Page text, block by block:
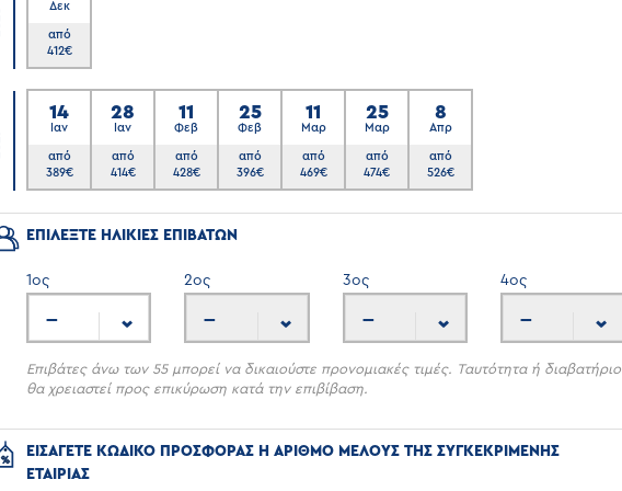
Δεκ
από
412€
14
Ιαν
από
389€
28
Ιαν
από
414€
11
Φεβ
από
428€
25
Φεβ
από
396€
11
Μαρ
από
469€
25
Μαρ
από
474€
8
Απρ
από
526€
ΕΠΙΛΕΞΤΕ ΗΛΙΚΙΕΣ ΕΠΙΒΑΤΩΝ
1ος
---
2ος
---
3ος
---
4ος
---
Επιβάτες άνω των 55 μπορεί να δικαιούστε προνομιακές τιμές. Ταυτότητα ή διαβατήριο
θα χρειαστεί προς επικύρωση κατά την επιβίβαση.
ΕΙΣΑΓΕΤΕ ΚΩΔΙΚΟ ΠΡΟΣΦΟΡΑΣ Η ΑΡΙΘΜΟ ΜΕΛΟΥΣ ΤΗΣ ΣΥΓΚΕΚΡΙΜΕΝΗΣ
ΕΤΑΙΡΙΑΣ